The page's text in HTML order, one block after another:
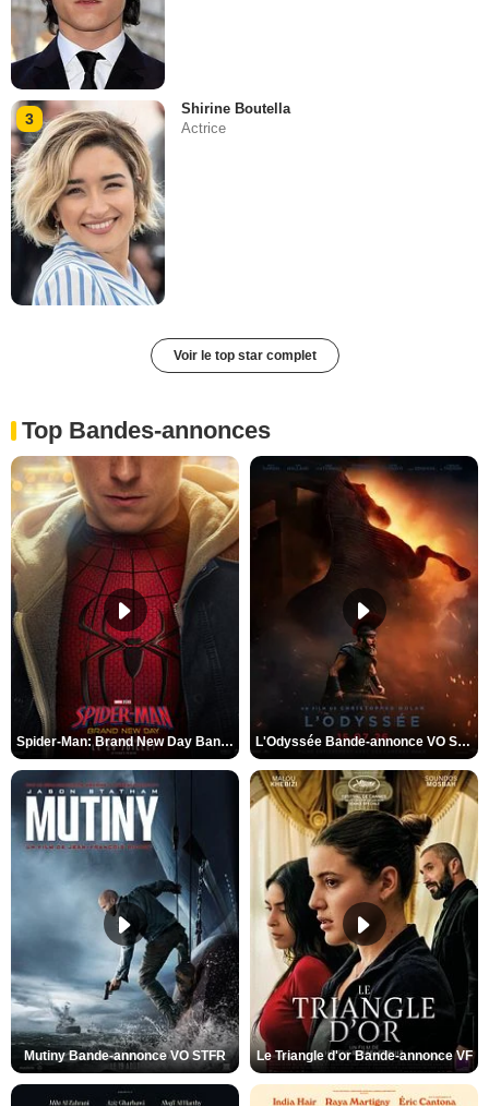
3
Shirine Boutella
Actrice
Voir le top star complet
Top Bandes-annonces
Spider-Man: Brand New Day Bande-annonce VO STFR L'Odyssée Bande-annonce VO STFR
Mutiny Bande-annonce VO STFR Le Triangle d'or Bande-annonce VF